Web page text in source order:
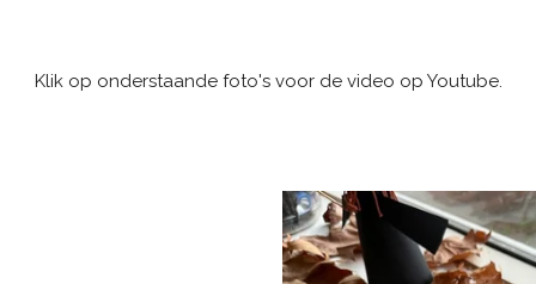
Klik op onderstaande foto's voor de video op Youtube.